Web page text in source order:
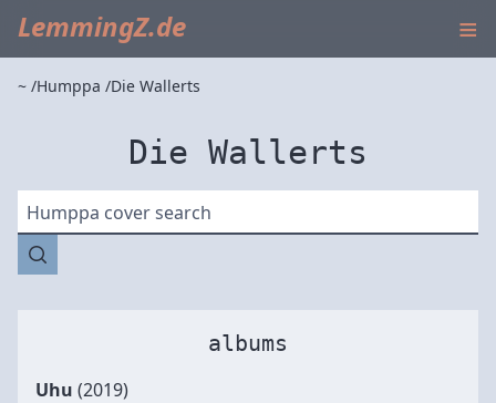
LemmingZ.de ≡
~ Humppa Die Wallerts
Die Wallerts
Humppa cover search
albums
Uhu (2019)